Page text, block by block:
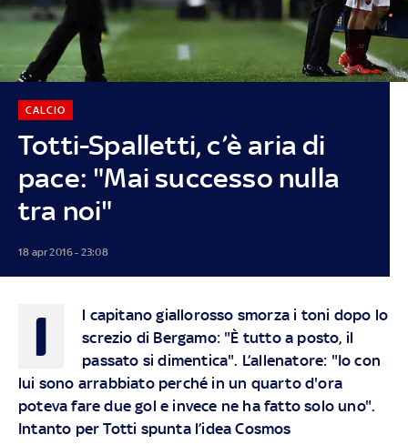
Totti-Spalletti, c’è aria di
pace: "Mai successo nulla
tra noi"
CALCIO
18 apr 2016 - 23:08
I
l capitano giallorosso smorza i toni dopo lo
screzio di Bergamo: "È tutto a posto, il
passato si dimentica". L’allenatore: "Io con
lui sono arrabbiato perché in un quarto d'ora
poteva fare due gol e invece ne ha fatto solo uno".
Intanto per Totti spunta l’idea Cosmos